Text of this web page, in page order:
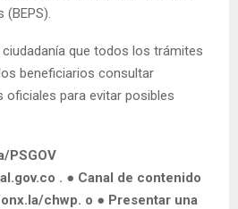
que todos los trámites
beneficiarios consultar
oficiales para evitar posibles
PSGOV
. ● Canal de contenido
chwp. o ● Presentar una